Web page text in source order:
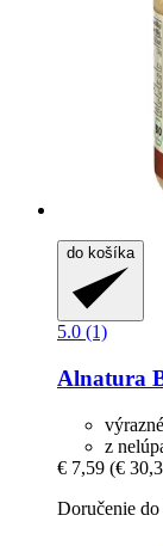
do košíka
5.0 (1)
Alnatura
z
€ 7,59 (€
Doručenie do